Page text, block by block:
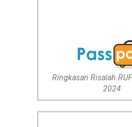
Ringkasan Risalah
2024